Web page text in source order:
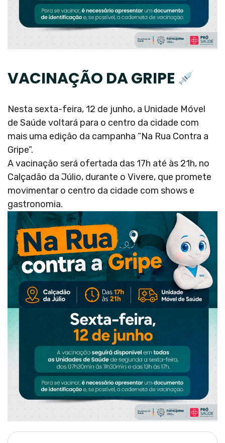
VACINAÇÃO DA GRIPE
Nesta sexta-feira, 12 de junho, a Unidade Móvel
de Saúde voltará para o centro da cidade com
mais uma edição da campanha “Na Rua Contra a
Gripe”.
A vacinação será ofertada das 17h até às 21h, no
Calçadão da Júlio, durante o Vivere, que promete
movimentar o centro da cidade com shows e
gastronomia.